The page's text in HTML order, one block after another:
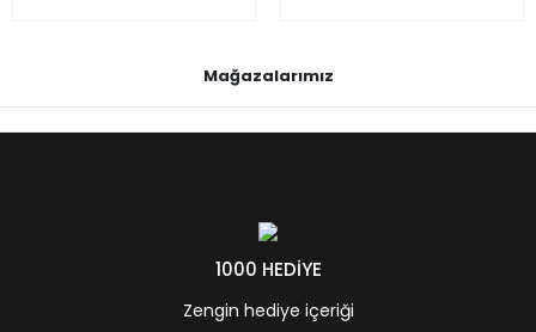
Mağazalarımız
1000 HEDİYE
Zengin hediye içeriği